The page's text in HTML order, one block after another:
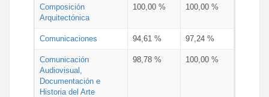
Composición
Arquitectónica
100,00 % 100,00 %
Comunicaciones 94,61 % 97,24 %
Comunicación
Audiovisual,
Documentación e
Historia del Arte
98,78 % 100,00 %